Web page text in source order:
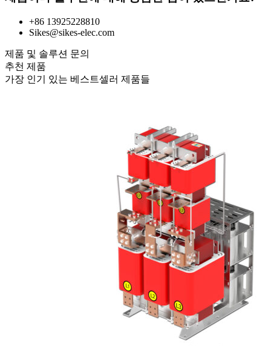
+86 13925228810
Sikes@sikes-elec.com
제품 및 솔루션 문의
추천 제품
가장 인기 있는 베스트셀러 제품들